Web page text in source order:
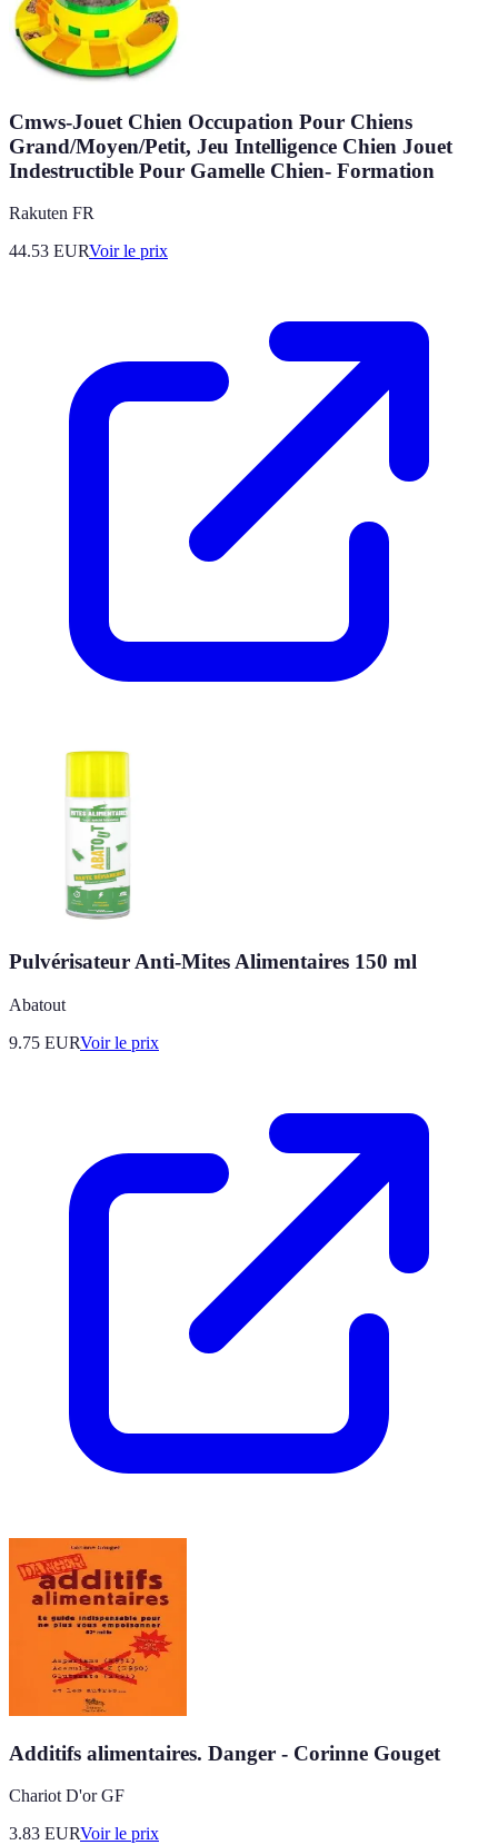
Cmws-Jouet Chien Occupation Pour Chiens
Grand/Moyen/Petit, Jeu Intelligence Chien Jouet
Indestructible Pour Gamelle Chien- Formation
Rakuten FR
44.53 EURVoir le prix
Pulvérisateur Anti-Mites Alimentaires 150 ml
Abatout
9.75 EURVoir le prix
Additifs alimentaires. Danger - Corinne Gouget
Chariot D'or GF
3.83 EURVoir le prix